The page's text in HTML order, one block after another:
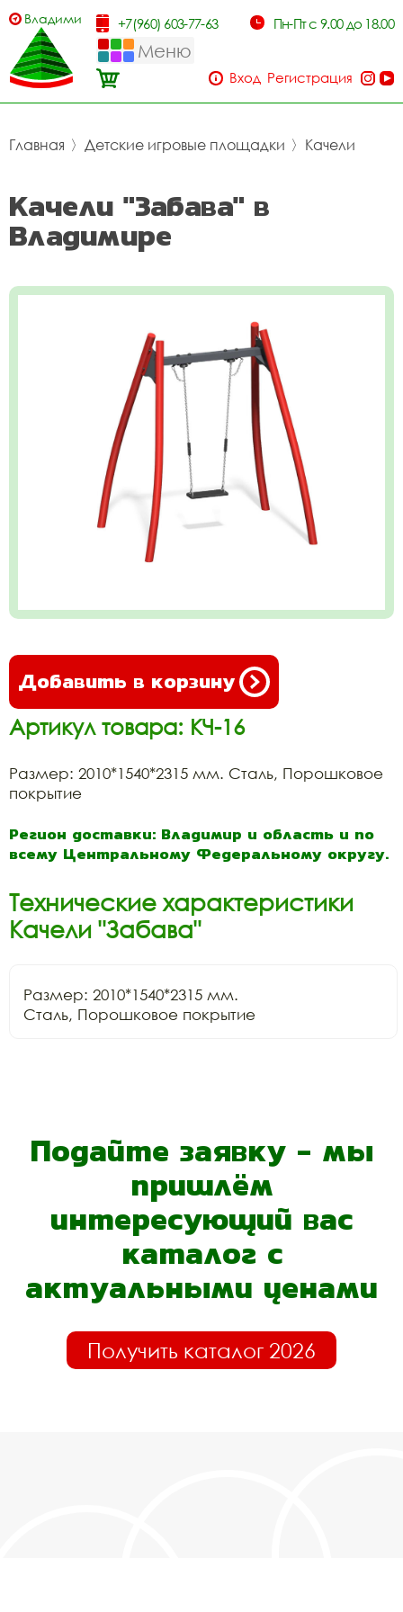
Владимир +7(960) 603-77-63 Пн-Пт с 9.00 до 18.00
Меню
Вход Регистрация
Главная 〉 Детские игровые площадки 〉 Качели
Качели "Забава" в
Владимире
Добавить в корзину
Артикул товара: КЧ-16
Размер: 2010*1540*2315 мм. Сталь, Порошковое
покрытие
Регион доставки: Владимир и область и по
всему Центральному Федеральному округу.
Технические характеристики
Качели "Забава"
Размер: 2010*1540*2315 мм.
Сталь, Порошковое покрытие
Подайте заявку - мы
пришлём
интересующий вас
каталог с
актуальными ценами
Получить каталог 2026